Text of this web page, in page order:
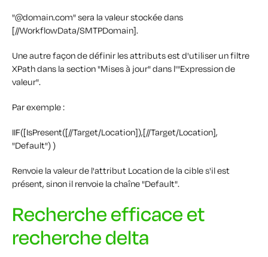
"@domain.com" sera la valeur stockée dans
[//WorkflowData/SMTPDomain].
Une autre façon de définir les attributs est d'utiliser un filtre
XPath dans la section "Mises à jour" dans l'"Expression de
valeur".
Par exemple :
IIF([IsPresent([//Target/Location]),[//Target/Location],
"Default") )
Renvoie la valeur de l'attribut Location de la cible s'il est
présent, sinon il renvoie la chaîne "Default".
Recherche efficace et
recherche delta